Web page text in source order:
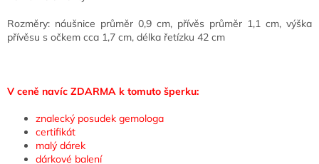
Rozměry: náušnice průměr 0,9 cm, přívěs průměr 1,1 cm, výška
přívěsu s očkem cca 1,7 cm, délka řetízku 42 cm
V ceně navíc ZDARMA k tomuto šperku:
znalecký posudek gemologa
certifikát
malý dárek
dárkové balení